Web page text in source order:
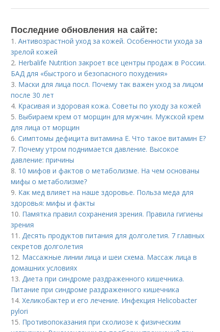
Последние обновления на сайте:
1.Антивозрастной уход за кожей. Особенности ухода за
зрелой кожей
2. Herbalife Nutrition закроет все центры продаж в России.
БАД для «быстрого и безопасного похудения»
3. Маски для лица посл. Почему так важен уход за лицом
после 30 лет
4. Красивая и здоровая кожа. Советы по уходу за кожей
5. Выбираем крем от морщин для мужчин. Мужской крем
для лица от морщин
6.Симптомы дефицита витамина E. Что такое витамин Е?
7. Почему утром поднимается давление. Высокое
давление: причины
8. 10 мифов и фактов о метаболизме. На чем основаны
мифы о метаболизме?
9. Как мед влияет на наше здоровье. Польза меда для
здоровья: мифы и факты
10. Памятка правил сохранения зрения. Правила гигиены
зрения
11.Десять продуктов питания для долголетия. 7 главных
секретов долголетия
12. Массажные линии лица и шеи схема. Массаж лица в
домашних условиях
13.Диета при синдроме раздраженного кишечника.
Питание при синдроме раздраженного кишечника
14.Хеликобактер и его лечение. Инфекция Helicobacter
pylori
15. Противопоказания при сколиозе к физическим